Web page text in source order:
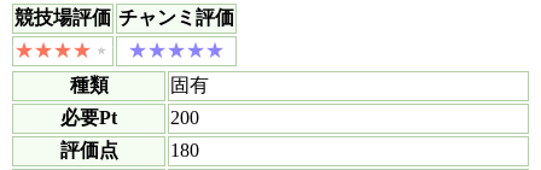
競技場評価 チャンミ評価
種類
固有
必要Pt
200
評価点
180